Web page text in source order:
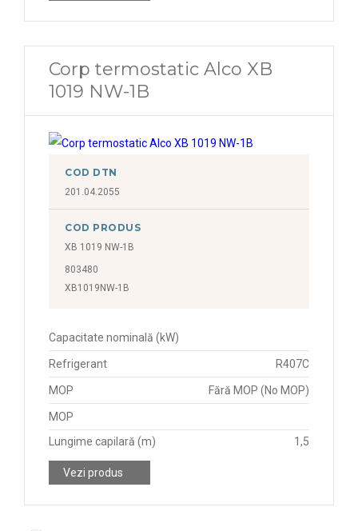
Corp termostatic Alco XB
1019 NW-1B
COD DTN
201.04.2055
COD PRODUS
XB 1019 NW-1B
803480
XB1019NW-1B
Capacitate nominală (kW)
Refrigerant R407C
MOP Fără MOP (No MOP)
MOP
Lungime capilară (m)
1,5
Vezi produs